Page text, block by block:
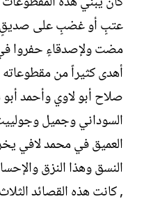
عتبٍ أو غضبٍ على صديقٍ
مضت ولإصدقاءٍ حفروا
أهدى كثيراً من
صلاح أبو لاوي وأحمد
السوداني وجميل
العميق في محمد لافي
النسق وهذا النزق
, كانت هذه القصائد